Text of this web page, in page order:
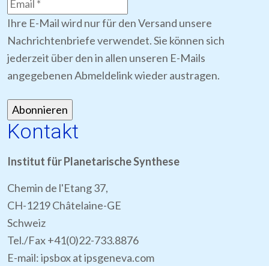
Ihre E-Mail wird nur für den Versand unsere
Nachrichtenbriefe verwendet. Sie können sich
jederzeit über den in allen unseren E-Mails
angegebenen Abmeldelink wieder austragen.
Kontakt
Institut für Planetarische Synthese
Chemin de l'Etang 37,
CH-1219 Châtelaine-GE
Schweiz
Tel./Fax +41(0)22-733.8876
E-mail: ipsbox at ipsgeneva.com